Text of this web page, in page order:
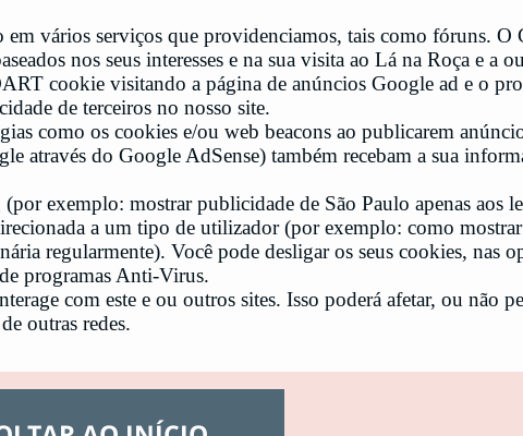
vários serviços que providenciamos, tais como fóruns. O
nos seus interesses e na sua visita ao Lá na Roça e a
cookie visitando a página de anúncios Google ad e o
de terceiros no nosso site.
como os cookies e/ou web beacons ao publicarem
através do Google AdSense) também recebam a sua
exemplo: mostrar publicidade de São Paulo apenas aos
a um tipo de utilizador (por exemplo: como
regularmente). Você pode desligar os seus cookies, nas
programas Anti-Virus.
com este e ou outros sites. Isso poderá afetar, ou não
outras redes.